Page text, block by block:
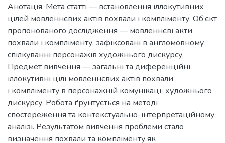
Анотація. Мета статті — встановлення іллокутивних
цілей мовленнєвих актів похвали і компліменту. Об’єкт
пропонованого дослідження — мовленнєві акти
похвали і компліменту, зафіксовані в англомовному
спілкуванні персонажів художнього дискурсу.
Предмет вивчення — загальні та диференційні
іллокутивні цілі мовленнєвих актів похвали
і компліменту в персонажній комунікації художнього
дискурсу. Робота ґрунтується на методі
спостереження та контекстуально-інтерпретаційному
аналізі. Результатом вивчення проблеми стало
визначення похвали та компліменту як